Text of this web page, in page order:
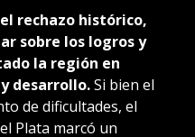
rechazo histórico,
sobre los logros y
la región en
desarrollo.Si bien el
de dificultades, el
Plata marcó un